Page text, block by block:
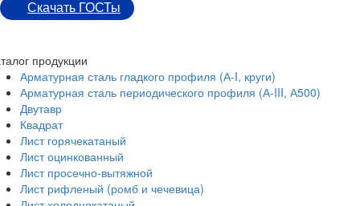
Скачать ГОСТы
продукции
Арматурная сталь гладкого профиля (А-I, круги)
Арматурная сталь периодического профиля (А-III, А500)
Двутавр
Квадрат
Лист горячекатаный
Лист оцинкованный
Лист просечно-вытяжной
Лист рифленый (ромб и чечевица)